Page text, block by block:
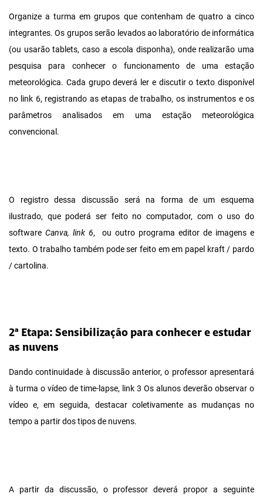
Organize a turma em grupos que contenham de quatro a cinco
integrantes. Os grupos serão levados ao laboratório de informática
(ou usarão tablets, caso a escola disponha), onde realizarão uma
pesquisa para conhecer o funcionamento de uma estação
meteorológica. Cada grupo deverá ler e discutir o texto disponível
no link 6, registrando as etapas de trabalho, os instrumentos e os
parâmetros analisados em uma estação meteorológica
convencional.
O registro dessa discussão será na forma de um esquema
ilustrado, que poderá ser feito no computador, com o uso do
software Canva, link 6, ou outro programa editor de imagens e
texto. O trabalho também pode ser feito em em papel kraft / pardo
/ cartolina.
2ª Etapa: Sensibilização para conhecer e estudar
as nuvens
Dando continuidade à discussão anterior, o professor apresentará
à turma o vídeo de time-lapse, link 3 Os alunos deverão observar o
vídeo e, em seguida, destacar coletivamente as mudanças no
tempo a partir dos tipos de nuvens.
A partir da discussão, o professor deverá propor a seguinte